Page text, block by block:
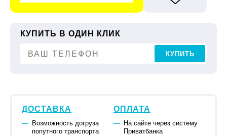
КУПИТЬ В ОДИН КЛИК
КУПИТЬ
ДОСТАВКА
Возможность догруза
попутного транспорта
ОПЛАТА
На сайте через систему
Приватбанка